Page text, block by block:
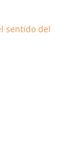
sentido del